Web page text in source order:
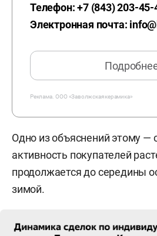
Телефон: +7 (843) 203-45-
Электронная почта:
Реклама. ООО «Заволжская керамика»
Одно из объяснений этому —
активность покупателей
продолжается до середины
зимой.